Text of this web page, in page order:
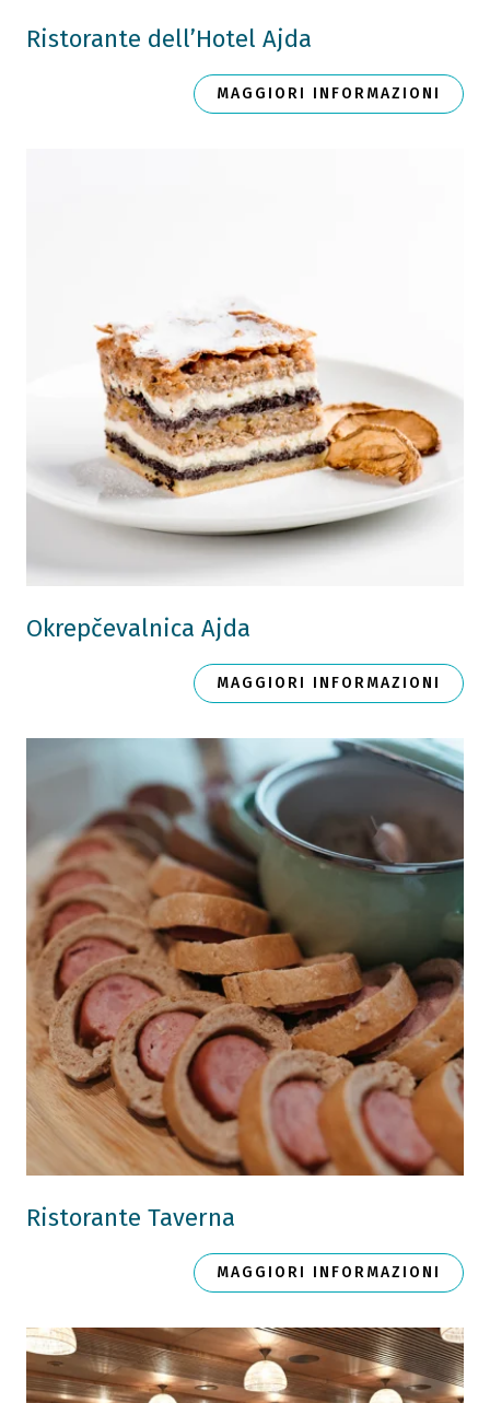
Ristorante dell’Hotel Ajda
MAGGIORI INFORMAZIONI
Okrepčevalnica Ajda
MAGGIORI INFORMAZIONI
Ristorante Taverna
MAGGIORI INFORMAZIONI